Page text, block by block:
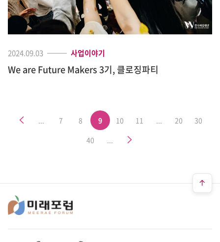
2024.09.03 사업이야기
We are Future Makers 3기, 클로징파티
이전 7 8 9 10 11 20
30
40
다음